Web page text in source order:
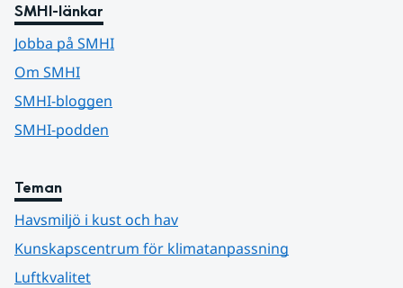
SMHI-länkar
Jobba på SMHI
Om SMHI
SMHI-bloggen
SMHI-podden
Teman
Havsmiljö i kust och hav
Kunskapscentrum för klimatanpassning
Luftkvalitet